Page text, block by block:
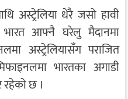
अस्ट्रेलिया धेरै जसो हावी
आफ्नै घरेलु मैदानमा
अस्ट्रेलियासँग पराजित
भारतका अगाडी
छ ।